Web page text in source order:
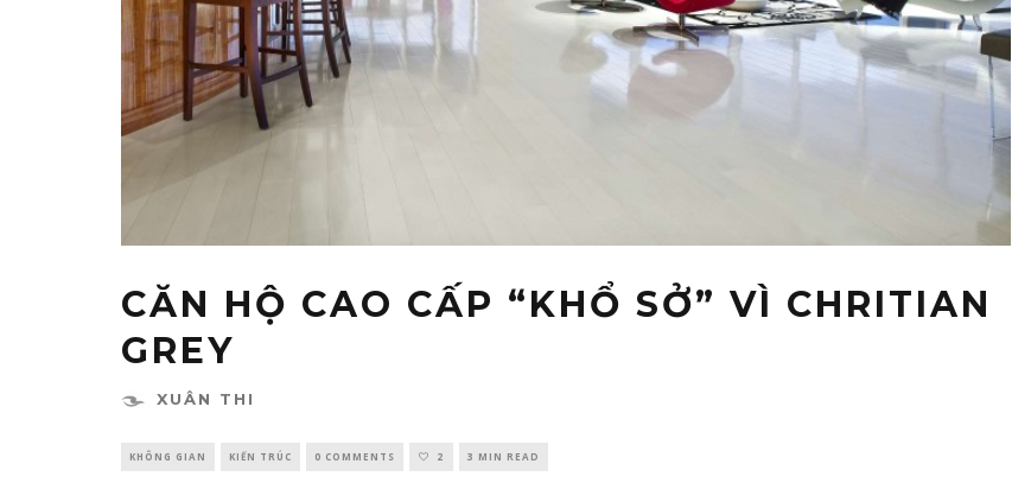
CĂN HỘ CAO CẤP “KHỔ SỞ” VÌ CHRITIAN
GREY
XUÂN THI
KHÔNG GIAN KIẾN TRÚC 0 COMMENTS 2 3 MIN READ